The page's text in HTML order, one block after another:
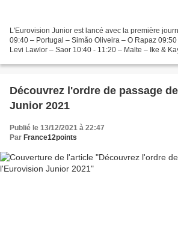
L'Eurovision Junior est lancé avec la première
09:40 – Portugal – Simão Oliveira – O Rapaz
Levi Lawlor – Saor 10:40 - 11:20 – Malte – Ike &
Découvrez l'ordre de passage
Junior 2021
Publié le 13/12/2021 à 22:47
Par France12points